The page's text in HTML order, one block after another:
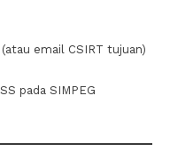
email CSIRT tujuan)
pada SIMPEG